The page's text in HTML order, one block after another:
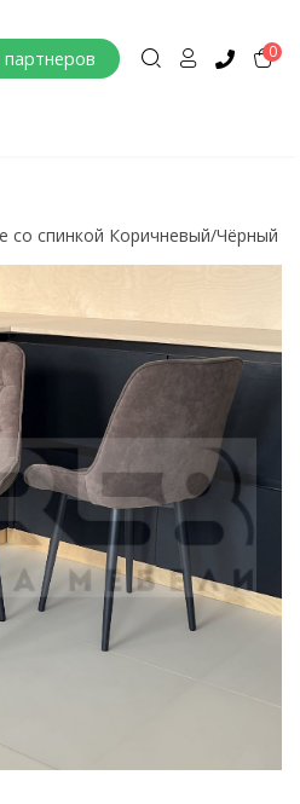
0
со спинкой Коричневый/Чёрный